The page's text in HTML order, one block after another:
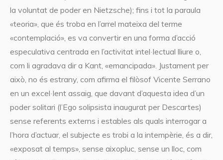
la voluntat de poder en Nietzsche); fins i tot la paraula
«teoria», que és troba en l’arrel mateixa del terme
«contemplació», es va convertir en una forma d’acció
especulativa centrada en l’activitat intel·lectual lliure o,
com li agradava dir a Kant, «emancipada». Justament per
això, no és estrany, com afirma el filòsof Vicente Serrano
en un excel·lent assaig, que davant d’aquesta idea d’un
poder solitari (l’Ego solipsista inaugurat per Descartes)
sense referents externs i estables als quals interrogar a
l’hora d’actuar, el subjecte es trobi a la intempèrie, és a dir,
«exposat al temps», sense aixopluc, sense un lloc, com